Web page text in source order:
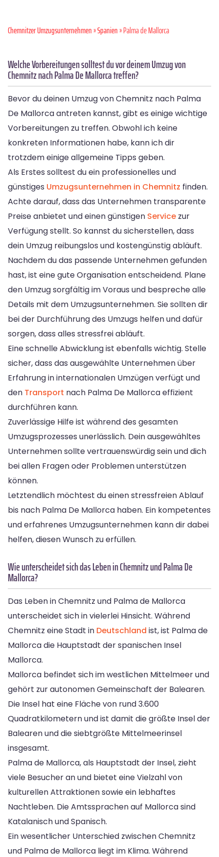
Chemnitzer Umzugsunternehmen»Spanien» Palma de Mallorca
Welche Vorbereitungen solltest du vor deinem Umzug von
Chemnitz nach Palma De Mallorca treffen?
Bevor du deinen Umzug von Chemnitz nach Palma
De Mallorca antreten kannst, gibt es einige wichtige
Vorbereitungen zu treffen. Obwohl ich keine
konkreten Informationen habe, kann ich dir
trotzdem einige allgemeine Tipps geben.
Als Erstes solltest du ein professionelles und
günstiges Umzugsunternehmen in Chemnitz finden.
Achte darauf, dass das Unternehmen transparente
Preise anbietet und einen günstigen Service zur
Verfügung stellt. So kannst du sicherstellen, dass
dein Umzug reibungslos und kostengünstig abläuft.
Nachdem du das passende Unternehmen gefunden
hast, ist eine gute Organisation entscheidend. Plane
den Umzug sorgfältig im Voraus und bespreche alle
Details mit dem Umzugsunternehmen. Sie sollten dir
bei der Durchführung des Umzugs helfen und dafür
sorgen, dass alles stressfrei abläuft.
Eine schnelle Abwicklung ist ebenfalls wichtig. Stelle
sicher, dass das ausgewählte Unternehmen über
Erfahrung in internationalen Umzügen verfügt und
den Transport nach Palma De Mallorca effizient
durchführen kann.
Zuverlässige Hilfe ist während des gesamten
Umzugsprozesses unerlässlich. Dein ausgewähltes
Unternehmen sollte vertrauenswürdig sein und dich
bei allen Fragen oder Problemen unterstützen
können.
Letztendlich möchtest du einen stressfreien Ablauf
bis nach Palma De Mallorca haben. Ein kompetentes
und erfahrenes Umzugsunternehmen kann dir dabei
helfen, diesen Wunsch zu erfüllen.
Wie unterscheidet sich das Leben in Chemnitz und Palma De
Mallorca?
Das Leben in Chemnitz und Palma de Mallorca
unterscheidet sich in vielerlei Hinsicht. Während
Chemnitz eine Stadt in Deutschland ist, ist Palma de
Mallorca die Hauptstadt der spanischen Insel
Mallorca.
Mallorca befindet sich im westlichen Mittelmeer und
gehört zur autonomen Gemeinschaft der Balearen.
Die Insel hat eine Fläche von rund 3.600
Quadratkilometern und ist damit die größte Insel der
Balearen und die siebtgrößte Mittelmeerinsel
insgesamt.
Palma de Mallorca, als Hauptstadt der Insel, zieht
viele Besucher an und bietet eine Vielzahl von
kulturellen Attraktionen sowie ein lebhaftes
Nachtleben. Die Amtssprachen auf Mallorca sind
Katalanisch und Spanisch.
Ein wesentlicher Unterschied zwischen Chemnitz
und Palma de Mallorca liegt im Klima. Während